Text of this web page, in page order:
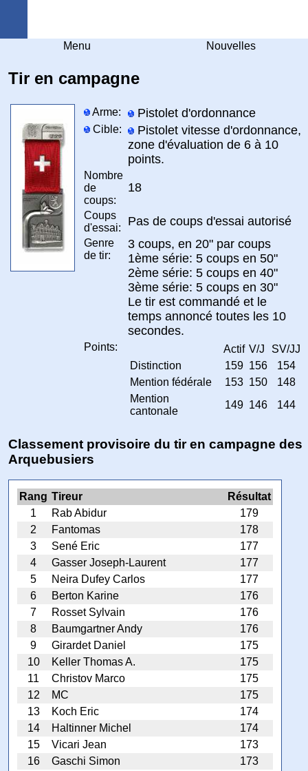
Menu Nouvelles
Tir en campagne
Arme: Pistolet d'ordonnance
Cible:
Pistolet vitesse d'ordonnance,
zone d'évaluation de 6 à 10
points.
Nombre
de
coups:
18
Coups
d'essai:
Pas de coups d'essai autorisé
Genre
de tir:
3 coups, en 20" par coups
1ème série: 5 coups en 50"
2ème série: 5 coups en 40"
3ème série: 5 coups en 30"
Le tir est commandé et le
temps annoncé toutes les 10
secondes.
Points: Actif V/J
SV/JJ
Distinction
159 156
154
Mention fédérale
153 150
148
Mention
cantonale
149 146 144
Classement provisoire du tir en campagne des
Arquebusiers
Rang Tireur
Résultat
1
Rab Abidur
179
2
Fantomas
178
3
Sené Eric
177
4
Gasser Joseph-Laurent
177
5
Neira Dufey Carlos
177
6
Berton Karine
176
7
Rosset Sylvain
176
8
Baumgartner Andy
176
9
Girardet Daniel
175
10
Keller Thomas A.
175
11
Christov Marco
175
12
MC
175
13
Koch Eric
174
14
Haltinner Michel
174
15
Vicari Jean
173
16
Gaschi Simon
173